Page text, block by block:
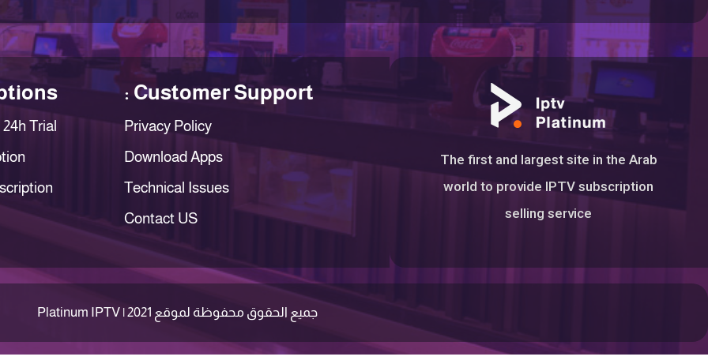
The first and largest site in the Arab
world to provide IPTV subscription
selling service
Customer Support :
Privacy Policy
Download Apps
Technical Issues
Contact US
:
Trial
جميع الحقوق محفوظة لموقع Platinum IPTV | 2021